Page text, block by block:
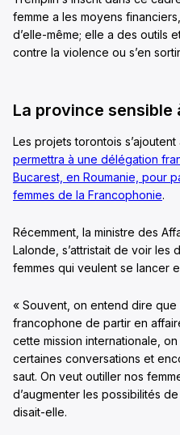
femme a les moyens
d’elle-même; elle a des outils
contre la violence ou s’en
La province sensible
Les projets torontois s’ajoutent
permettra à une délégation
Bucarest, en Roumanie, pour
femmes de la Francophonie.
Récemment, la ministre des
Lalonde, s’attristait de voir les
femmes qui veulent se lancer
« Souvent, on entend dire que
francophone de partir en
cette mission internationale,
certaines conversations et
saut. On veut outiller nos
d’augmenter les possibilités
disait-elle.